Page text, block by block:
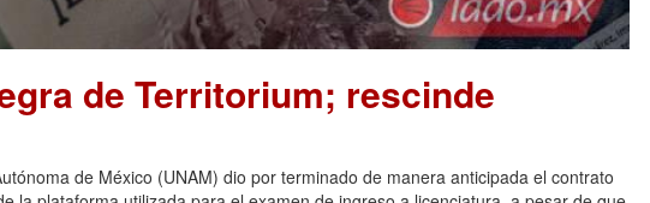
de Territorium; rescinde
de México (UNAM) dio por terminado de manera anticipada el contrato